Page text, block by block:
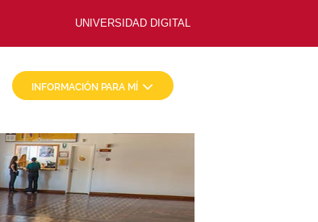
UNIVERSIDAD DIGITAL